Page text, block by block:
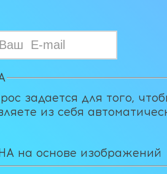
задается для того,
из себя